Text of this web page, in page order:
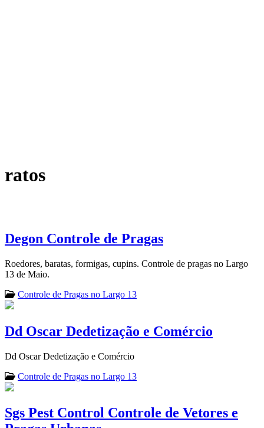
ratos
Degon Controle de Pragas
Roedores, baratas, formigas, cupins. Controle de pragas no Largo
13 de Maio.
Controle de Pragas no Largo 13
Dd Oscar Dedetização e Comércio
Dd Oscar Dedetização e Comércio
Controle de Pragas no Largo 13
Sgs Pest Control Controle de Vetores e